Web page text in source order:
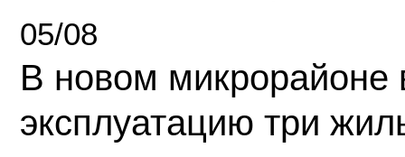
05/08
В новом микрорайоне
эксплуатацию три